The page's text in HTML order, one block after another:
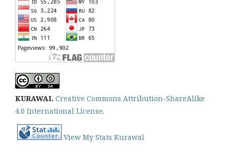
KURAWAL Creative Commons Attribution-ShareAlike
4.0 International License.
View My Stats Kurawal